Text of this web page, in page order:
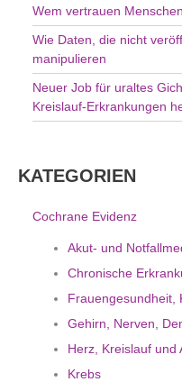
Wem vertrauen
Wie Daten, die nicht
manipulieren
Neuer Job für uraltes
Kreislauf-Erkrankungen
KATEGORIEN
Cochrane Evidenz
Akut- und
Chronische
Frauengesundheit,
Gehirn, Nerven,
Herz, Kreislauf und
Krebs